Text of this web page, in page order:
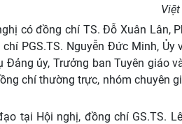
có đồng chí TS. Đỗ Xuân Lân,
PGS.TS. Nguyễn Đức Minh,
Đảng ủy, Trưởng ban Tuyên giáo
chí thường trực, nhóm chuyên
tại Hội nghị, đồng chí GS.TS.